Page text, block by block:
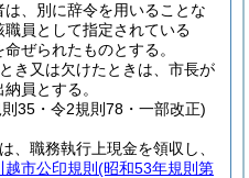
、別に辞令を用いることな
員として指定されている
ぜられたものとする。
き又は欠けたときは、市長が
員とする。
35・令2規則78・一部改正)
、職務執行上現金を領収し、
越市公印規則 (昭和53年規則第